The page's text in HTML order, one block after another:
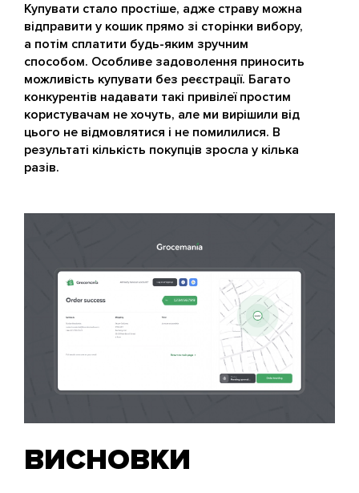
Купувати стало простіше, адже страву можна
відправити у кошик прямо зі сторінки вибору,
а потім сплатити будь-яким зручним
способом. Особливе задоволення приносить
можливість купувати без реєстрації. Багато
конкурентів надавати такі привілеї простим
користувачам не хочуть, але ми вирішили від
цього не відмовлятися і не помилилися. В
результаті кількість покупців зросла у кілька
разів.
ВИСНОВКИ